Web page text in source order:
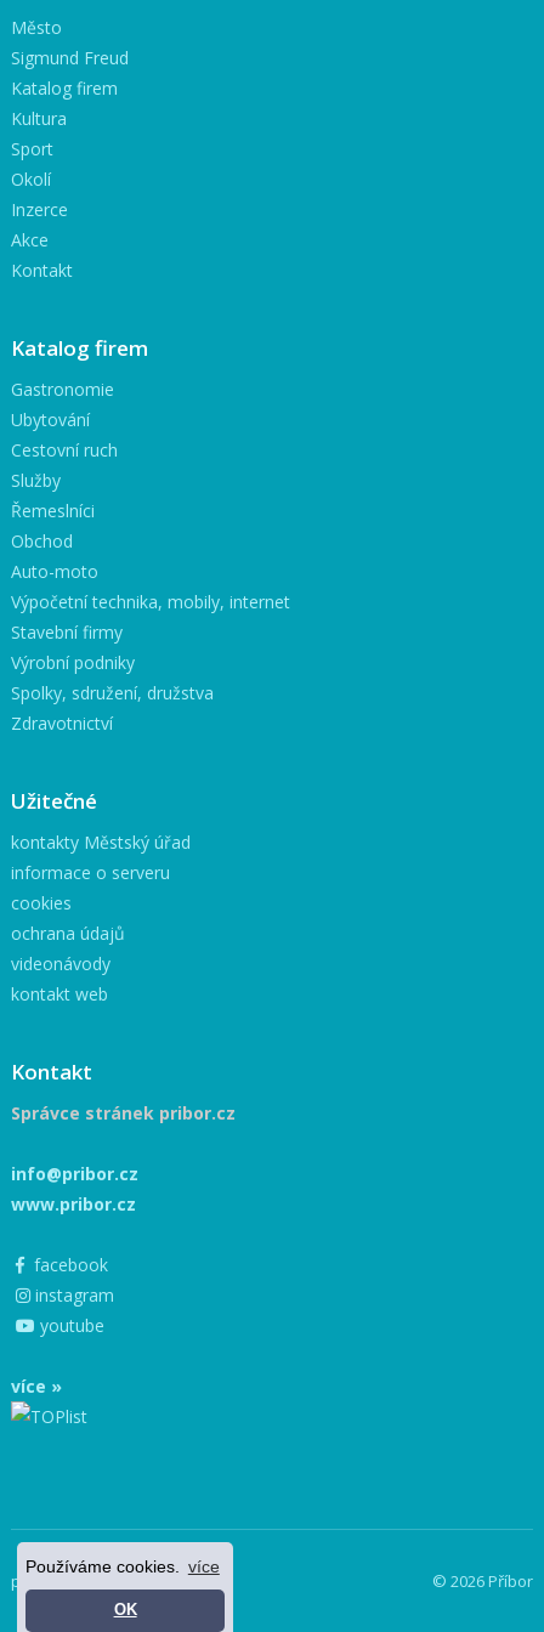
Používáme cookies. více
OK
Město
Sigmund Freud
Katalog firem
Kultura
Sport
Okolí
Inzerce
Akce
Kontakt
Katalog firem
Gastronomie
Ubytování
Cestovní ruch
Služby
Řemeslníci
Obchod
Auto-moto
Výpočetní technika, mobily, internet
Stavební firmy
Výrobní podniky
Spolky, sdružení, družstva
Zdravotnictví
Užitečné
kontakty Městský úřad
informace o serveru
cookies
ochrana údajů
videonávody
kontakt web
Kontakt
Správce stránek pribor.cz
info@pribor.cz
www.pribor.cz
facebook
instagram
youtube
více »
powered by netnews © 2026 Příbor